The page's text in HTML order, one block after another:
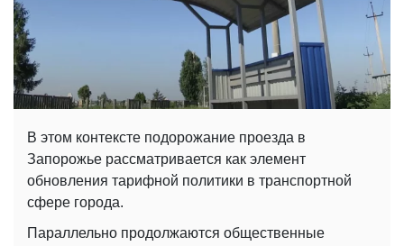
В этом контексте подорожание проезда в
Запорожье рассматривается как элемент
обновления тарифной политики в транспортной
сфере города.
Параллельно продолжаются общественные